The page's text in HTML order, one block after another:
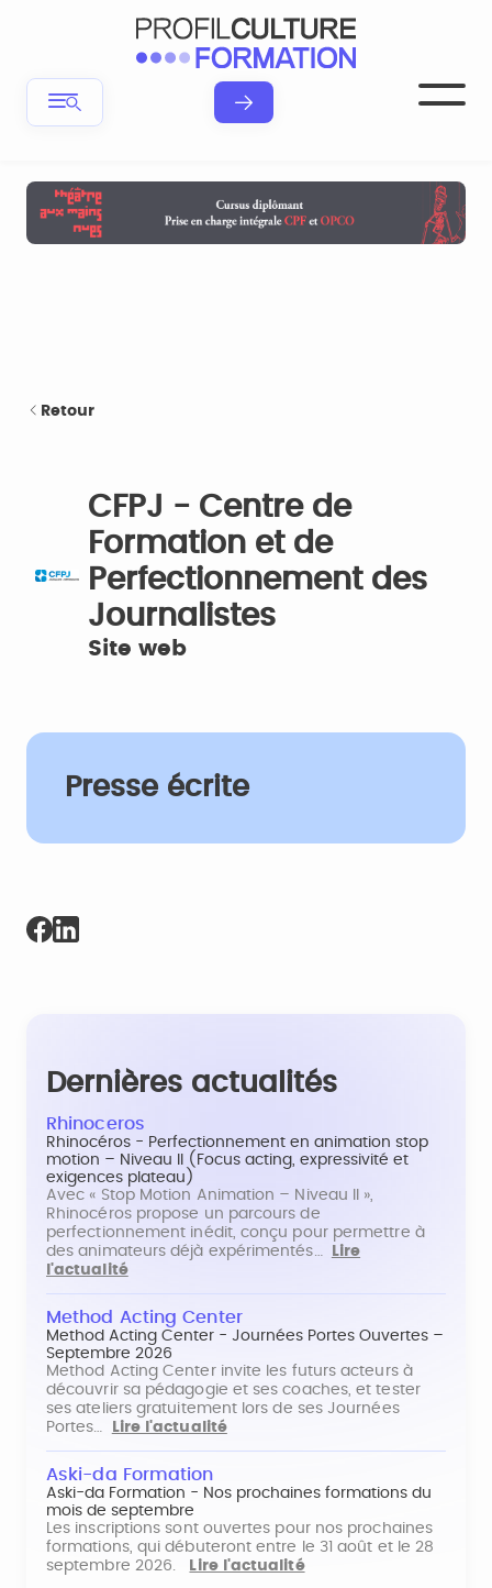
Retour
CFPJ - Centre de
Formation et de
Perfectionnement des
Journalistes
Site web
Presse écrite
Dernières actualités
Rhinoceros
Rhinocéros - Perfectionnement en animation stop
motion – Niveau II (Focus acting, expressivité et
exigences plateau)
Avec « Stop Motion Animation – Niveau II »,
Rhinocéros propose un parcours de
perfectionnement inédit, conçu pour permettre à
des animateurs déjà expérimentés…
Lire
l'actualité
Method Acting Center
Method Acting Center - Journées Portes Ouvertes –
Septembre 2026
Method Acting Center invite les futurs acteurs à
découvrir sa pédagogie et ses coaches, et tester
ses ateliers gratuitement lors de ses Journées
Portes…
Lire l'actualité
Aski-da Formation
Aski-da Formation - Nos prochaines formations du
mois de septembre
Les inscriptions sont ouvertes pour nos prochaines
formations, qui débuteront entre le 31 août et le 28
septembre 2026.
Lire l'actualité